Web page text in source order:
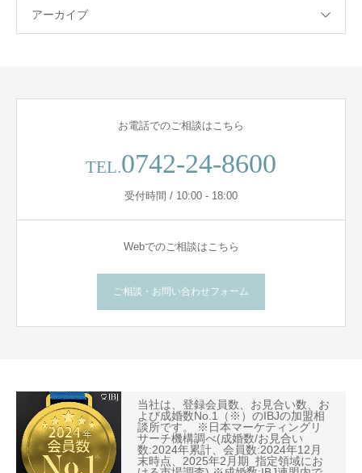
アーカイブ
お電話でのご相談はこちら
TEL.0742-24-8600
受付時間 / 10:00 - 18:00
Webでのご相談はこちら
ご相談・お問い合わせフォーム
当社は、登録会員数、お見合い数、お
よび成婚数No.1（※）のIBJの加盟相
談所です。 ※日本マーケティングリ
サーチ機構調べ(成婚数/お見合い
数:2024年累計、会員数:2024年12月
末時点、2025年2月期_指定領域にお